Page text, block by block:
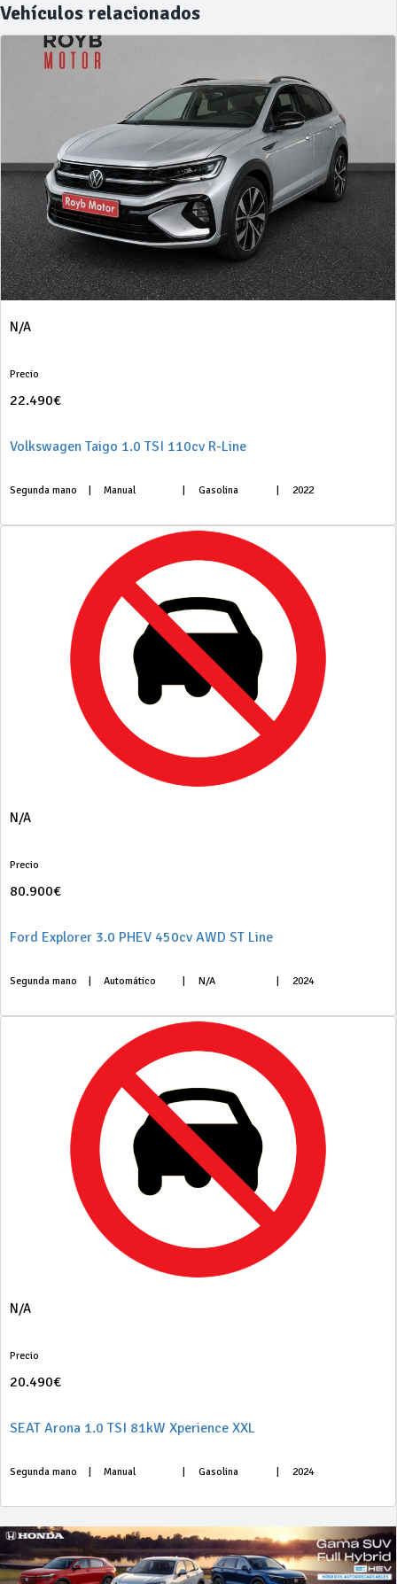
Vehículos relacionados
N/A
Precio
22.490€
Volkswagen Taigo 1.0 TSI 110cv R-Line
Segunda mano Manual Gasolina 2022
N/A
Precio
80.900€
Ford Explorer 3.0 PHEV 450cv AWD ST Line
Segunda mano Automático N/A 2024
N/A
Precio
20.490€
SEAT Arona 1.0 TSI 81kW Xperience XXL
Segunda mano Manual Gasolina 2024